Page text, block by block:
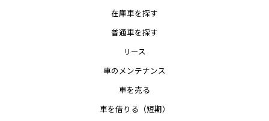
在庫車を探す
普通車を探す
リース
車のメンテナンス
車を売る
車を借りる（短期）